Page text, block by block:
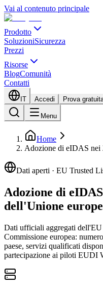
Vai al contenuto principale
Prodotto
SoluzioniSicurezza
Prezzi
Risorse
BlogComunità
Contatti
IT Accedi Prova
Menu
Home
Adozione di eIDAS nei
Dati aperti · EU Trusted
Adozione di
dell'Unione
Dati ufficiali aggregati
Commissione europea:
paese, servizi qualificati
partecipazione ai piloti EUDI